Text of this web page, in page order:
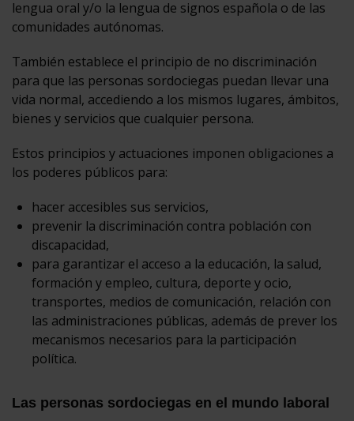
lengua oral y/o la lengua de signos española o de las
comunidades autónomas.
También establece el principio de no discriminación
para que las personas sordociegas puedan llevar una
vida normal, accediendo a los mismos lugares, ámbitos,
bienes y servicios que cualquier persona.
Estos principios y actuaciones imponen obligaciones a
los poderes públicos para:
hacer accesibles sus servicios,
prevenir la discriminación contra población con
discapacidad,
para garantizar el acceso a la educación, la salud,
formación y empleo, cultura, deporte y ocio,
transportes, medios de comunicación, relación con
las administraciones públicas, además de prever los
mecanismos necesarios para la participación
política.
Las personas sordociegas en el mundo laboral